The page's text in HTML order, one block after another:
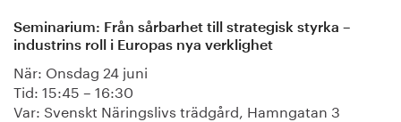
Seminarium: Från sårbarhet till strategisk styrka –
industrins roll i Europas nya verklighet
När: Onsdag 24 juni
Tid: 15:45 – 16:30
Var: Svenskt Näringslivs trädgård, Hamngatan 3